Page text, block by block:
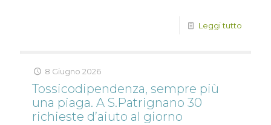
Leggi tutto
8 Giugno 2026
Tossicodipendenza, sempre più
una piaga. A S.Patrignano 30
richieste d’aiuto al giorno